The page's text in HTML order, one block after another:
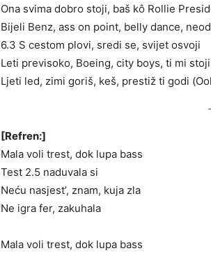
Ona svima dobro stoji, baš kô Rollie
Bijeli Benz, ass on point, belly dance,
6.3 S cestom plovi, sredi se, svijet osvoji
Leti previsoko, Boeing, city boys, ti mi
Ljeti led, zimi goriš, keš, prestiž ti godi
[Refren:]
Mala voli trest, dok lupa bass
Test 2.5 naduvala si
Neću nasjest’, znam, kuja zla
Ne igra fer, zakuhala
Mala voli trest, dok lupa bass